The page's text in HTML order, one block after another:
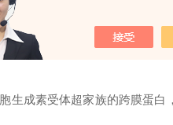
成素受体超家族的跨膜蛋